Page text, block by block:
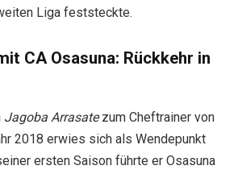
Liga feststeckte.
CA Osasuna: Rückkehr in
Jagoba Arrasatezum Cheftrainer von
2018 erwies sich als Wendepunkt
ersten Saison führte er Osasuna